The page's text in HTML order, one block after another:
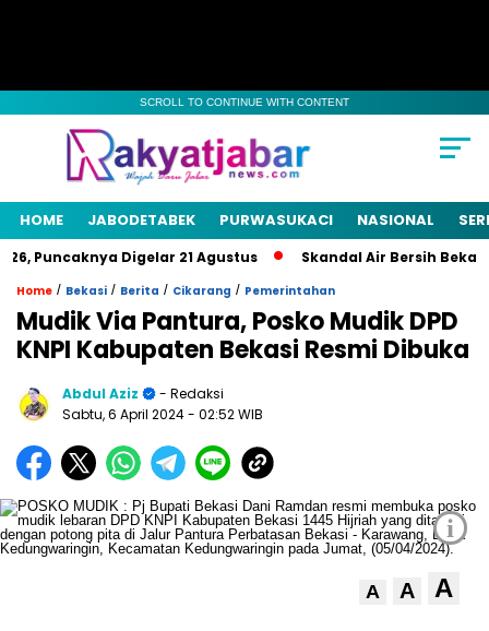
SCROLL TO CONTINUE WITH CONTENT
HOME JABODETABEK PURWASUKACI NASIONAL
Puncaknya Digelar 21 Agustus Skandal Air Bersih
Home / Bekasi / Berita / Cikarang / Pemerintahan
Mudik Via Pantura, Posko Mudik DPD
KNPI Kabupaten Bekasi Resmi Dibuka
Abdul Aziz
- Redaksi
Sabtu, 6 April 2024- 02:52 WIB
i
A A A